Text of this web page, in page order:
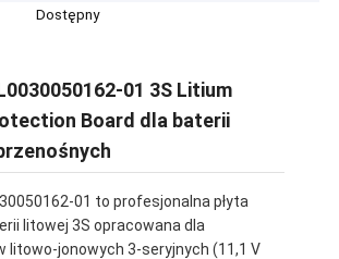
Dostępny
01 3S Litium
Board dla baterii
01 to profesjonalna płyta
litowej 3S opracowana dla
litowo-jonowych 3-seryjnych (11,1 V